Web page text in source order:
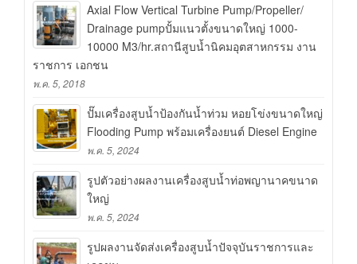
Axial Flow Vertical Turbine Pump/Propeller/
Drainage pumpปั้มแนวตั้งขนาดใหญ่ 1000-
10000 M3/hr.สถานีสูบน้ำนิคมอุตสาหกรรม งาน
ราชการ เอกชน
พ.ค. 5, 2018
ปั๊มเครื่องสูบน้ำป้องกันน้ำท่วม หอยโข่งขนาดใหญ่
Flooding Pump พร้อมเครื่องยนต์ Diesel Engine
พ.ค. 5, 2024
รูปตัวอย่างผลงานเครื่องสูบน้ำท่อพญานาคขนาด
ใหญ่
พ.ค. 5, 2024
รูปผลงานจัดส่งเครื่องสูบน้ำปัจจุบันราชการและ